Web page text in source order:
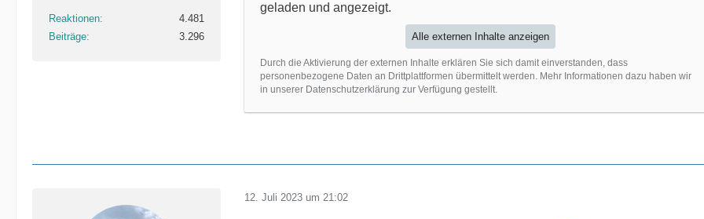
Reaktionen
4.481
Beiträge
3.296
geladen und angezeigt.
Alle externen Inhalte anzeigen
Durch die Aktivierung der externen Inhalte erklären Sie sich damit einverstanden, dass
personenbezogene Daten an Drittplattformen übermittelt werden. Mehr Informationen dazu haben wir
in unserer Datenschutzerklärung zur Verfügung gestellt.
12. Juli 2023 um 21:02